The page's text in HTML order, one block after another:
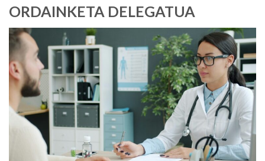
ORDAINKETA DELEGATUA